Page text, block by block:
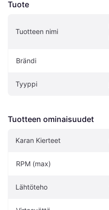
Tuote
Tuotteen nimi
Brändi
Tyyppi
Tuotteen ominaisuudet
Karan Kierteet
RPM (max)
Lähtöteho